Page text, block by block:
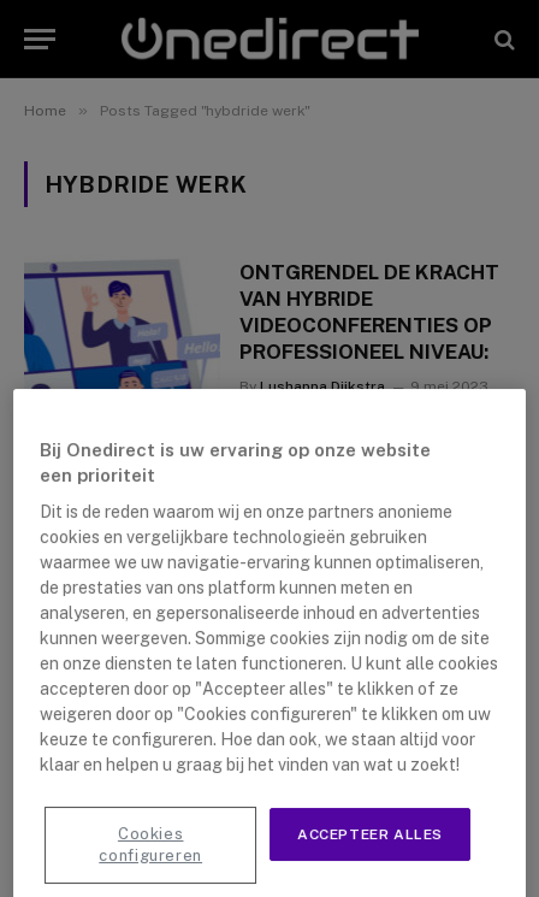
Home » Posts Tagged "hybdride werk"
HYBDRIDE WERK
ONTGRENDEL DE KRACHT
VAN HYBRIDE
VIDEOCONFERENTIES OP
PROFESSIONEEL NIVEAU:
By Lushanna Dijkstra 9 mei 2023
Nieuwste artikelen
Logitech Sight: De Tafelcamera Voor
Elke Ruimte
10 mei 2024
Crosscall X-Space: Transformeer Je
Bij Onedirect is uw ervaring op onze website
een prioriteit
Dit is de reden waarom wij en onze partners anonieme
cookies en vergelijkbare technologieën gebruiken
waarmee we uw navigatie-ervaring kunnen optimaliseren,
de prestaties van ons platform kunnen meten en
analyseren, en gepersonaliseerde inhoud en advertenties
kunnen weergeven. Sommige cookies zijn nodig om de site
en onze diensten te laten functioneren. U kunt alle cookies
accepteren door op "Accepteer alles" te klikken of ze
weigeren door op "Cookies configureren" te klikken om uw
keuze te configureren. Hoe dan ook, we staan altijd voor
klaar en helpen u graag bij het vinden van wat u zoekt!
ACCEPTEER ALLES
Cookies
configureren